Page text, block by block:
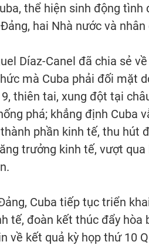
thể hiện sinh động
hai Nhà nước và
Díaz-Canel đã chia sẻ
mà Cuba phải đối mặt
thiên tai, xung đột tại
phá; khẳng định Cuba
phần kinh tế, thu hút
trưởng kinh tế, vượt
Cuba tiếp tục triển
tế, đoàn kết thúc đẩy
về kết quả kỳ họp thứ 10